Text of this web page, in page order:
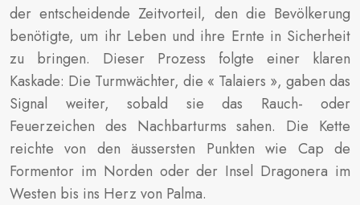
der entscheidende Zeitvorteil, den die Bevölkerung
benötigte, um ihr Leben und ihre Ernte in Sicherheit
zu bringen. Dieser Prozess folgte einer klaren
Kaskade: Die Turmwächter, die « Talaiers », gaben das
Signal weiter, sobald sie das Rauch- oder
Feuerzeichen des Nachbarturms sahen. Die Kette
reichte von den äussersten Punkten wie Cap de
Formentor im Norden oder der Insel Dragonera im
Westen bis ins Herz von Palma.